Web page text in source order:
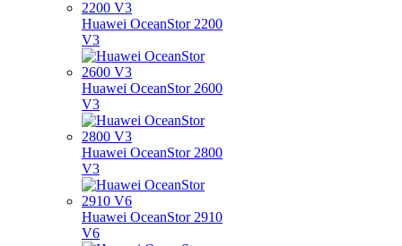
Huawei OceanStor 2200
V3
Huawei OceanStor 2600
V3
Huawei OceanStor 2800
V3
Huawei OceanStor 2910
V6